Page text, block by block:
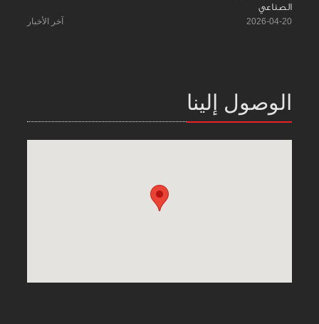
الصناعي
2026-04-20 آخر الأخبار
الوصول إلينا